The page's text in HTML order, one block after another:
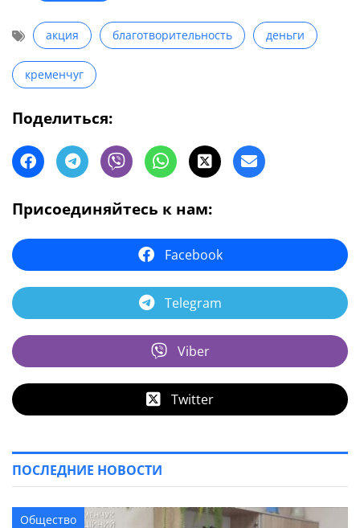
акция благотворительность деньги
кременчуг
Поделиться:
Присоединяйтесь к нам:
Facebook
Telegram
Viber
Twitter
ПОСЛЕДНИЕ НОВОСТИ
Общество